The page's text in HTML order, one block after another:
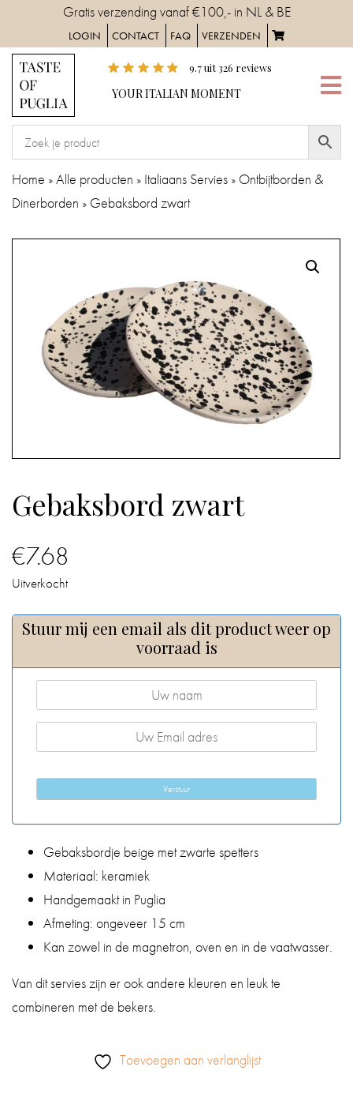
content
Gratis verzending vanaf €100,- in NL & BE
LOGIN CONTACT FAQ VERZENDEN
9.7uit326 reviews
YOUR ITALIAN MOMENT
YOUR
ITALIAN
MOMENT
HOME
SERVIES
KEUKEN
HUIS
BLOG
Home »Alle producten » Italiaans Servies » Ontbijtborden &
Dinerborden » Gebaksbord zwart
Gebaksbord zwart
€7.68
Uitverkocht
Stuur mij een email als dit product weer op
voorraad is
Verstuur
Gebaksbordje beige met zwarte spetters
Materiaal: keramiek
Handgemaakt in Puglia
Afmeting: ongeveer 15 cm
Kan zowel in de magnetron, oven en in de vaatwasser.
Van dit servies zijn er ook andere kleuren en leuk te
combineren met de bekers.
Toevoegen aan verlanglijst